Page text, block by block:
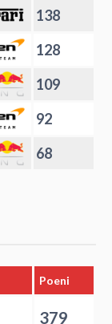
138
128
109
92
68
Poeni
379